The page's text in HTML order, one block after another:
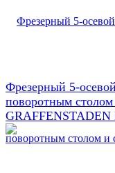
Фрезерный 5-
поворотным